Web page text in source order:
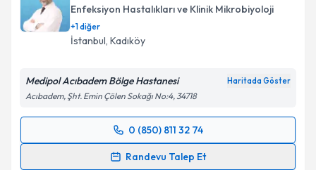
kapsamda işlenmesini kabul ediyorum.
Takvim Talebini Gönder
Enfeksiyon Hastalıkları ve Klinik Mikrobiyoloji
+1diğer
İstanbul, Kadıköy
Medipol Acıbadem Bölge Hastanesi Haritada Göster
Acıbadem, Şht. Emin Çölen Sokağı No:4, 34718
0 (850) 811 32 74
Randevu Talep Et
Randevu Takvimi Talebi